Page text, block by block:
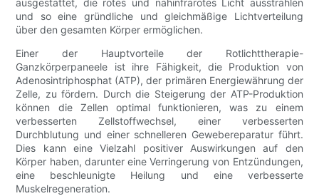
ausgestattet, die rotes und nahinfrarotes Licht ausstrahlen
und so eine gründliche und gleichmäßige Lichtverteilung
über den gesamten Körper ermöglichen.
Einer der Hauptvorteile der Rotlichttherapie-
Ganzkörperpaneele ist ihre Fähigkeit, die Produktion von
Adenosintriphosphat (ATP), der primären Energiewährung der
Zelle, zu fördern. Durch die Steigerung der ATP-Produktion
können die Zellen optimal funktionieren, was zu einem
verbesserten Zellstoffwechsel, einer verbesserten
Durchblutung und einer schnelleren Gewebereparatur führt.
Dies kann eine Vielzahl positiver Auswirkungen auf den
Körper haben, darunter eine Verringerung von Entzündungen,
eine beschleunigte Heilung und eine verbesserte
Muskelregeneration.